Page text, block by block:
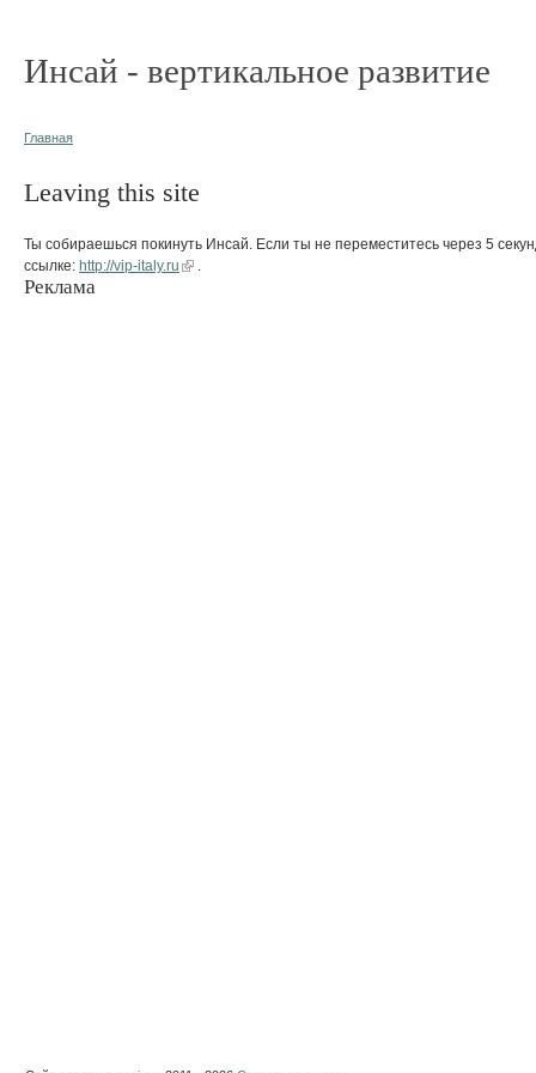
Инсай - вертикальное развитие
Главная
Leaving this site
Ты собираешься покинуть Инсай. Если ты не переместитесь через 5
ссылке: http://vip-italy.ru
Реклама